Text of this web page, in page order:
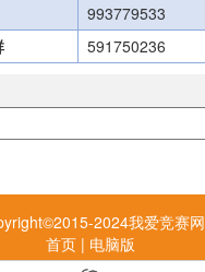
993779533
591750236
2024我爱竞赛网
首页 | 电脑版